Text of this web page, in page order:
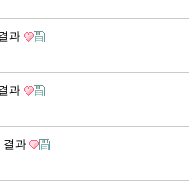
과
과
결과